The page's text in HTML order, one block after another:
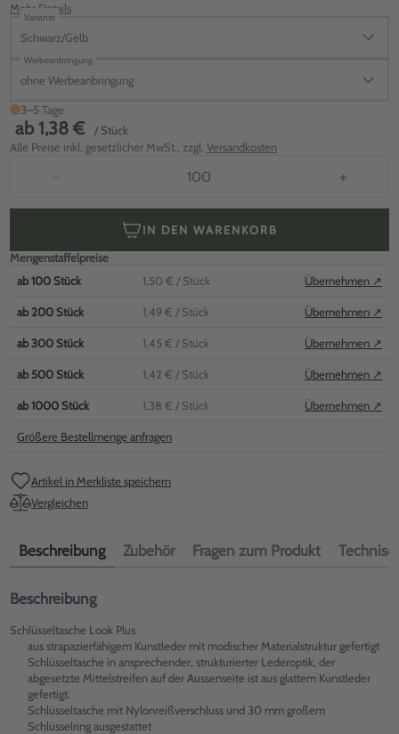
Mehr Details
Variante
Schwarz/Gelb
Werbeanbringung
ohne Werbeanbringung
3–5 Tage
ab 1,38 €
/ Stück
Alle Preise inkl. gesetzlicher MwSt., zzgl. Versandkosten
− +
IN DEN WARENKORB
Mengenstaffelpreise
ab100 Stück 1,50 € / Stück Übernehmen ↗
ab 200 Stück 1,49 € / Stück Übernehmen ↗
ab300 Stück 1,45 € / Stück Übernehmen ↗
ab 500 Stück 1,42 € / Stück Übernehmen ↗
ab1000 Stück 1,38 € / Stück Übernehmen ↗
Größere Bestellmenge anfragen
Artikel in Merkliste speichern
Vergleichen
Beschreibung Zubehör Fragen zum Produkt
Beschreibung
Schlüsseltasche Look Plus
aus strapazierfähigem Kunstleder mit modischer Materialstruktur gefertigt
Schlüsseltasche in ansprechender, strukturierter Lederoptik, der
abgesetzte Mittelstreifen auf der Aussenseite ist aus glattem Kunstleder
gefertigt.
Schlüsseltasche mit Nylonreißverschluss und 30 mm großem
Schlüsselring ausgestattet